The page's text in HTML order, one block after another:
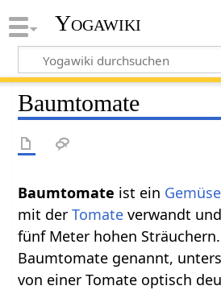
Yogawiki
Baumtomate
Baumtomate ist ein Gemüse
mit derTomate verwandt
fünf Meter hohen
Baumtomate genannt,
von einer Tomate optisch